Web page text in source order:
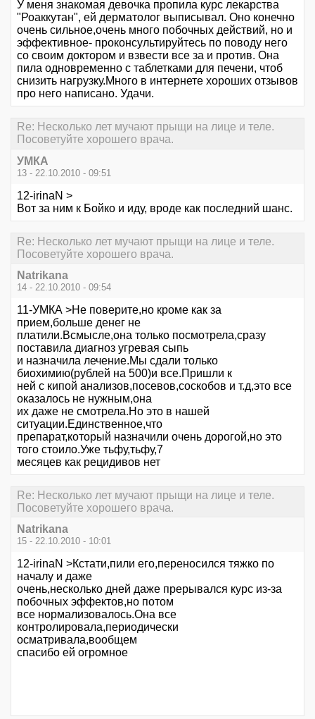
У меня знакомая девочка пропила курс лекарства
"Роаккутан", ей дерматолог выписывал. Оно конечно
очень сильное,очень много побочных действий, но и
эффективное- проконсультируйтесь по поводу него
со своим доктором и взвести все за и против. Она
пила одновременно с таблетками для печени, чтоб
снизить нагрузку.Много в интернете хороших отзывов
про него написано. Удачи.
Re: Несколько лет мучают прыщи на лице и теле.
Посоветуйте хорошего врача.
УМКА
13 - 22.10.2010 - 09:51
12-irinaN >
Вот за ним к Бойко и иду, вроде как последний шанс.
Re: Несколько лет мучают прыщи на лице и теле.
Посоветуйте хорошего врача.
Natrikana
14 - 22.10.2010 - 09:54
11-УМКА >Не поверите,но кроме как за
прием,больше денег не
платили.Всмысле,она только посмотрела,сразу
поставила диагноз угревая сыпь
и назначила лечение.Мы сдали только
биохимию(рублей на 500)и все.Пришли к
ней с кипой анализов,посевов,соскобов и т.д,это все
оказалось не нужным,она
их даже не смотрела.Но это в нашей
ситуации.Единственное,что
препарат,который назначили очень дорогой,но это
того стоило.Уже тьфу,тьфу,7
месяцев как рецидивов нет
Re: Несколько лет мучают прыщи на лице и теле.
Посоветуйте хорошего врача.
Natrikana
15 - 22.10.2010 - 10:01
12-irinaN >Кстати,пили его,переносился тяжко по
началу и даже
очень,несколько дней даже прерывался курс из-за
побочных эффектов,но потом
все нормализовалось.Она все
контролировала,периодически
осматривала,вообщем
спасибо ей огромное